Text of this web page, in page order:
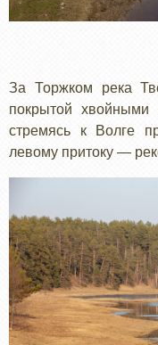
За Торжком река
покрытой
стремясь к Волге
левому притоку —